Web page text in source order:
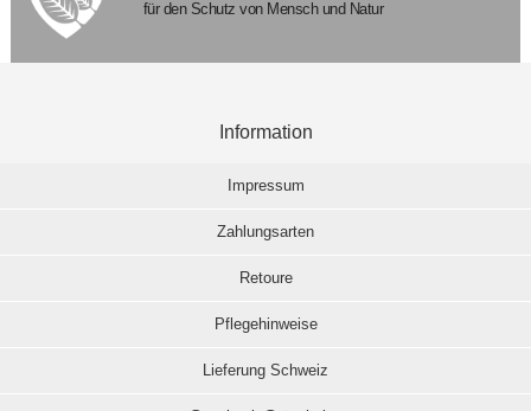
für den Schutz von Mensch und Natur
Information
Impressum
Zahlungsarten
Retoure
Pflegehinweise
Lieferung Schweiz